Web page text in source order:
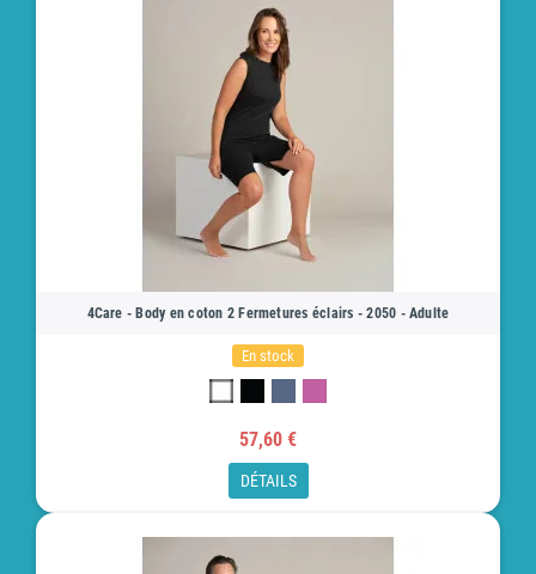
4Care - Body en coton 2 Fermetures éclairs - 2050 - Adulte
En stock
57,60 €
DÉTAILS